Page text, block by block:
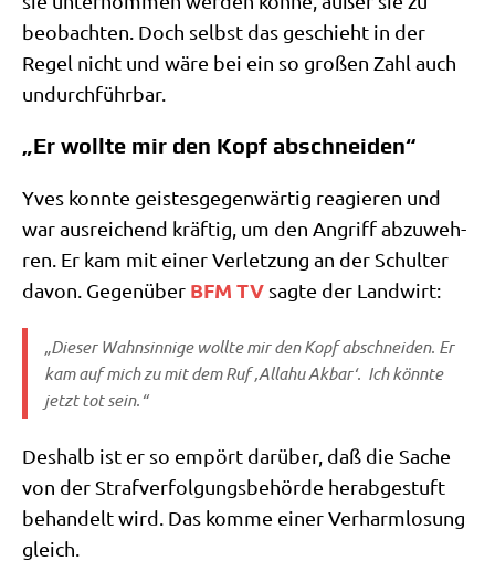
beob­ach­ten. Doch selbst das geschieht in der
Regel nicht und wäre bei ein so gro­ßen Zahl auch
undurchführbar.
„Er wollte mir den Kopf abschneiden“
Yves konn­te gei­stes­ge­gen­wär­tig reagie­ren und
war aus­rei­chend kräf­tig, um den Angriff abzu­weh­
ren. Er kam mit einer Ver­let­zung an der Schul­ter
davon. Gegen­über BFM TV sag­te der Landwirt:
„Die­ser Wahn­sin­ni­ge woll­te mir den Kopf abschnei­den. Er
kam auf mich zu mit dem Ruf ‚Alla­hu Akbar‘. Ich könn­te
jetzt tot sein.“
Des­halb ist er so empört dar­über, daß die Sache
von der Straf­ver­fol­gungs­be­hör­de her­ab­ge­stuft
behan­delt wird. Das kom­me einer Ver­harm­lo­sung
gleich.